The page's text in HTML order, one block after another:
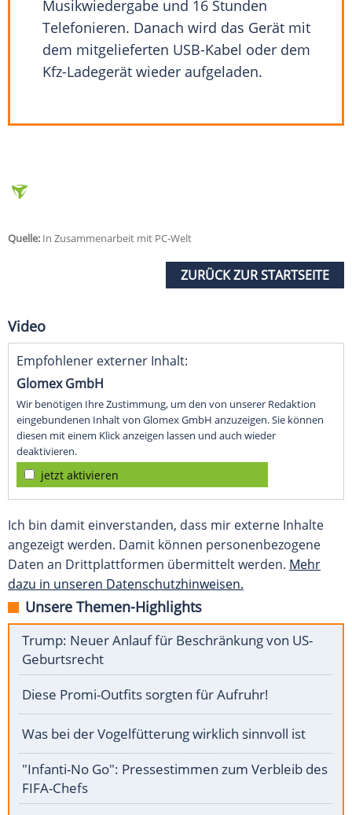
Musikwiedergabe und 16 Stunden
Telefonieren. Danach wird das Gerät mit
dem mitgelieferten USB-Kabel oder dem
Kfz-Ladegerät wieder aufgeladen.
Quelle: In Zusammenarbeit mit PC-Welt
ZURÜCK ZUR STARTSEITE
Video
Empfohlener externer Inhalt:
Glomex GmbH
Wir benötigen Ihre Zustimmung, um den von unserer Redaktion
eingebundenen Inhalt von Glomex GmbH anzuzeigen. Sie können
diesen mit einem Klick anzeigen lassen und auch wieder
deaktivieren.
jetzt aktivieren
Ich bin damit einverstanden, dass mir externe Inhalte
angezeigt werden. Damit können personenbezogene
Daten an Drittplattformen übermittelt werden. Mehr
dazu in unseren Datenschutzhinweisen.
Unsere Themen-Highlights
Trump: Neuer Anlauf für Beschränkung von US-
Geburtsrecht
Diese Promi-Outfits sorgten für Aufruhr!
Was bei der Vogelfütterung wirklich sinnvoll ist
"Infanti-No Go": Pressestimmen zum Verbleib des
FIFA-Chefs